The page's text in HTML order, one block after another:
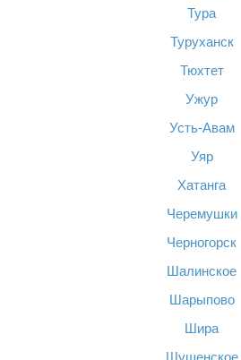
Тура
Туруханск
Тюхтет
Ужур
Усть-Авам
Уяр
Хатанга
Черемушки
Черногорск
Шалинское
Шарыпово
Шира
Шушенское